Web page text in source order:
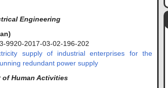
Engineering
9920-2017-03-02-196-202
supply of industrial enterprises for the
redundant power supply
of Human Activities